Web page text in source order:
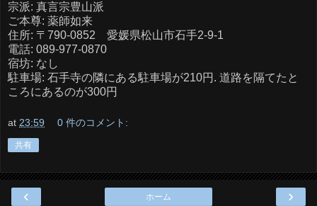
宗派: 真言宗豊山派
ご本尊: 薬師如来
住所: 〒790-0852 愛媛県松山市石手2-9-1
電話: 089-977-0870
宿坊: なし
駐車場: 石手寺の隣にある駐車場が210円. 道路を隔てたと
ころにあるのが300円
at 23:59 0 件のコメント:
共有
‹ ›
ホーム